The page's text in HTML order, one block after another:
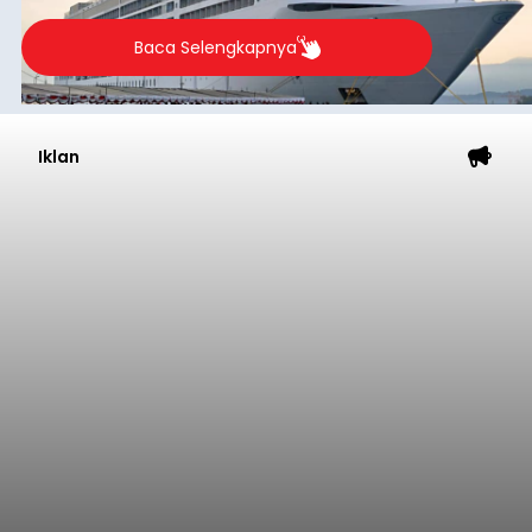
Baca Selengkapnya
Iklan